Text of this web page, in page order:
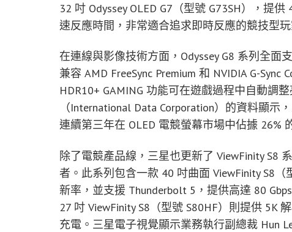
32 吋 Odyssey OLED G7（型號 G73SH），提
速反應時間，非常適合追求即時反應的競技型玩
在連線與影像技術方面，Odyssey G8 系列全面
兼容 AMD FreeSync Premium 和 NVIDIA G-
HDR10+ GAMING 功能可在遊戲過程中自動調
（International Data Corporation）的資料顯
連續第三年在 OLED 電競螢幕市場中佔據 26%
除了電競產品線，三星也更新了 ViewFinity S8
者。此系列包含一款 40 吋曲面 ViewFinity S8
新率，並支援 Thunderbolt 5，提供高達 80
27 吋 ViewFinity S8（型號 S80HF）則提供 5K
充電。三星電子視覺顯示業務執行副總裁 Hun